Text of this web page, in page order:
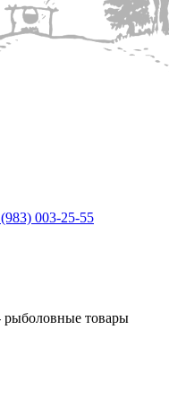
003-25-55
товары